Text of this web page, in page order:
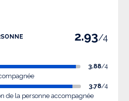
2.93/4
3.88/4
3.78/4
de la personne accompagnée